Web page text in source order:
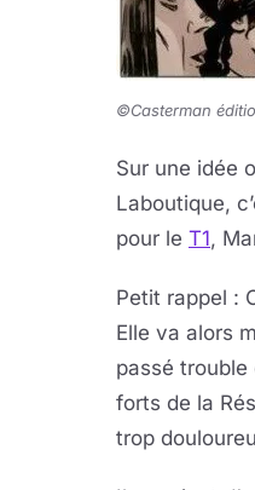
©Casterman
Sur une idée
Laboutique,
pour le T1,
Petit rappel :
Elle va alors
passé
forts de la
trop